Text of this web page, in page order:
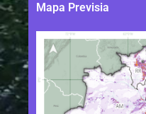
Mapa Previsia